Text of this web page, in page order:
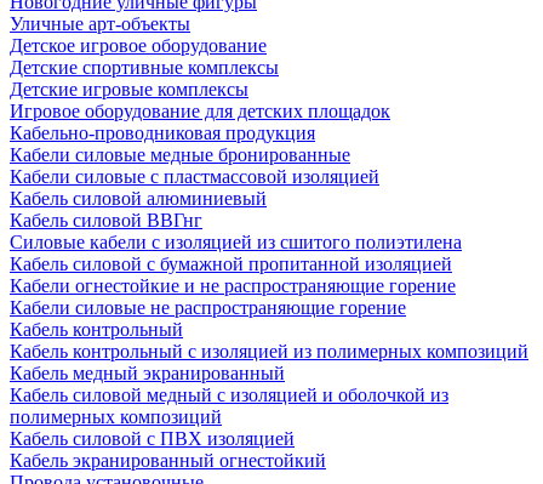
Уличные арт-объекты
Детское игровое оборудование
Детские спортивные комплексы
Детские игровые комплексы
Игровое оборудование для детских площадок
Кабельно-проводниковая продукция
Кабели силовые медные бронированные
Кабели силовые с пластмассовой изоляцией
Кабель силовой алюминиевый
Кабель силовой ВВГнг
Силовые кабели с изоляцией из сшитого полиэтилена
Кабель силовой с бумажной пропитанной изоляцией
Кабели огнестойкие и не распространяющие горение
Кабели силовые не распространяющие горение
Кабель контрольный
Кабель контрольный с изоляцией из полимерных композиций
Кабель медный экранированный
Кабель силовой медный с изоляцией и оболочкой из
полимерных композиций
Кабель силовой с ПВХ изоляцией
Кабель экранированный огнестойкий